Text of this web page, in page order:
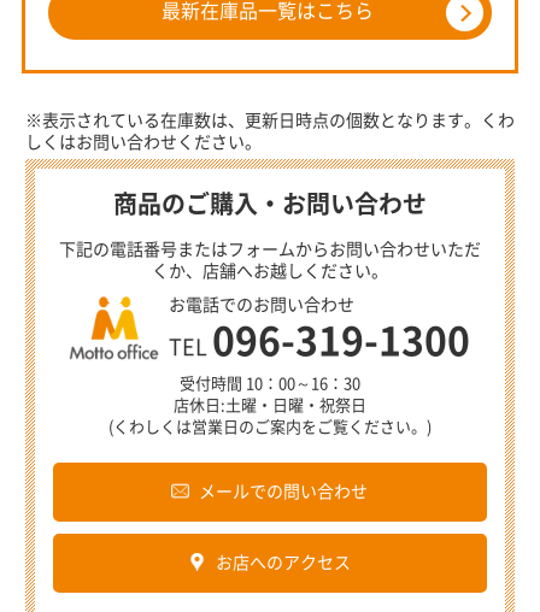
最新在庫品一覧はこちら
※表示されている在庫数は、更新日時点の個数となります。くわ
しくはお問い合わせください。
商品のご購入・お問い合わせ
下記の電話番号またはフォームからお問い合わせいただ
くか、店舗へお越しください。
お電話でのお問い合わせ
TEL 096-319-1300
受付時間 10：00～16：30
店休日:土曜・日曜・祝祭日
(くわしくは営業日のご案内をご覧ください。)
メールでの問い合わせ
お店へのアクセス